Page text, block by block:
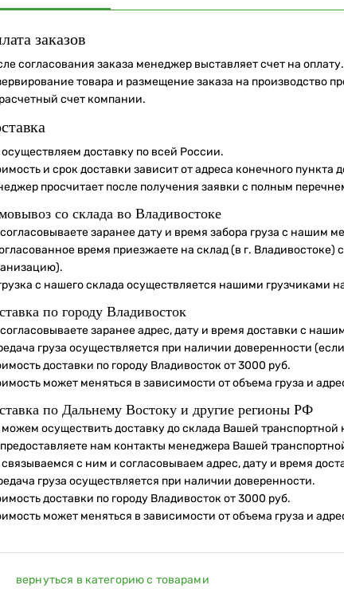
заказов
согласования заказа менеджер выставляет счет на оплату.
товара и размещение заказа на производство
счет компании.
доставку по всей России.
и срок доставки зависит от адреса конечного
просчитает после получения заявки с полным
со склада во Владивостоке
заранее дату и время забора груза с нашим
время приезжаете на склад (в г.
с нашего склада осуществляется нашими грузчиками
по городу Владивосток
заранее адрес, дату и время доставки с
груза осуществляется при наличии доверенности
доставки по городу Владивосток от 3000 руб.
может меняться в зависимости от объема груза и
по Дальнему Востоку и другие регионы РФ
осуществить доставку до склада Вашей транспортной
нам контакты менеджера Вашей
с ним и согласовываем адрес, дату и время
груза осуществляется при наличии доверенности.
доставки по городу Владивосток от 3000 руб.
может меняться в зависимости от объема груза и
вернуться в категорию с товарами